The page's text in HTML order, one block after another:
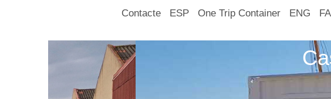
Contacte ESP One Trip Container ENG